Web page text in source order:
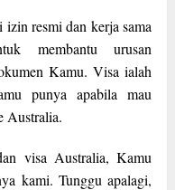
resmi dan kerja sama
membantu urusan
Kamu. Visa ialah
punya apabila mau
Australia.
visa Australia, Kamu
kami. Tunggu apalagi,